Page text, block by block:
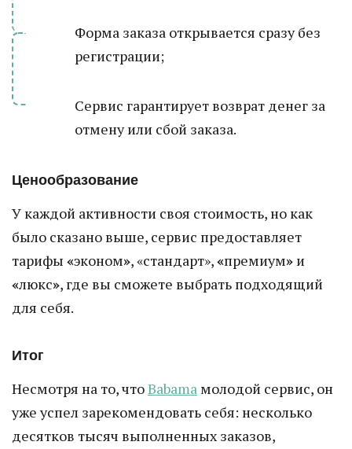
Форма заказа открывается сразу без
регистрации;
Сервис гарантирует возврат денег за
отмену или сбой заказа.
Ценообразование
У каждой активности своя стоимость, но как
было сказано выше, сервис предоставляет
тарифы «эконом», «стандарт»,«премиум» и
«люкс», где вы сможете выбрать подходящий
для себя.
Итог
Несмотря на то, чтоBabamaмолодой сервис, он
уже успел зарекомендовать себя: несколько
десятков тысяч выполненных заказов,